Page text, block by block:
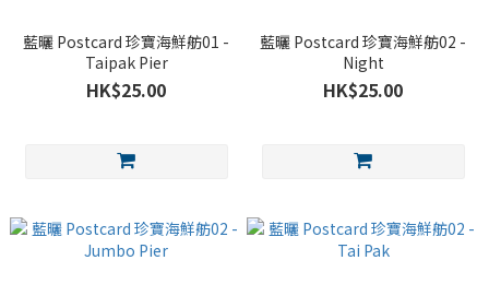
藍曬 Postcard 珍寶海鮮舫01 -
Taipak Pier
HK$25.00
藍曬 Postcard 珍寶海鮮舫02 -
Night
HK$25.00